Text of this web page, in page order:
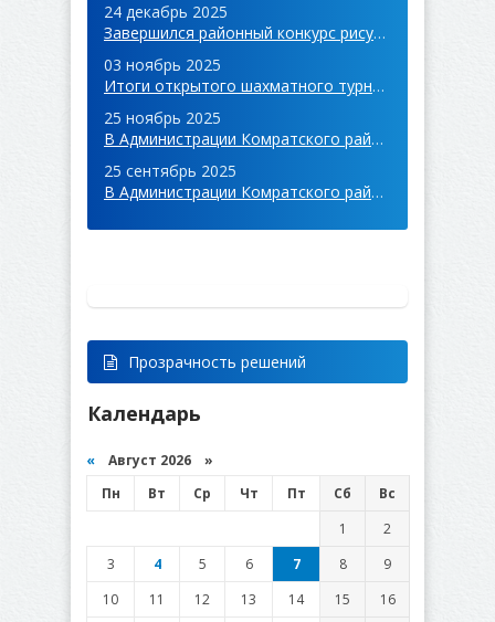
24 декабрь 2025
Завершился районный конкурс рисунков на тему: «Моя Родина Гагаузия»
03 ноябрь 2025
Итоги открытого шахматного турнира
25 ноябрь 2025
В Администрации Комратского района состоялось заседание комиссии по Фонду Социальной Поддержки Населения.
25 сентябрь 2025
В Администрации Комратского района состоялось заседание комиссии по Фонду Социальной Поддержки Населения.
Прозрачность решений
Календарь
« Август 2026 »
Пн
Вт Ср Чт Пт Сб
Вс
1
2
3
4 5 6 7 8
9
10
11 12 13 14 15
16